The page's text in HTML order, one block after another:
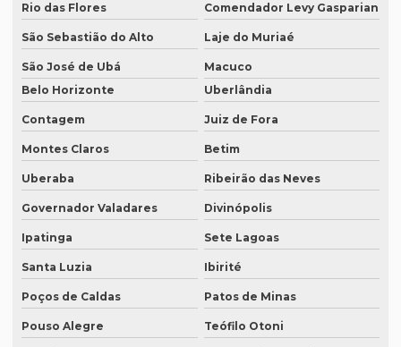
Empresa de tradução especializada
Empresa de tradução especializada em brasília
Empresa de tradução especializada em recife
Empresa de tradução para eventos
Empresa de tradução em ingles
Empresa de tradução ingles portugues
Empresa de tradução juramentada
Empresa de tradução juramentada para diplomas
Empresa de tradução juramentada para diplomas em brasília
Rio das Flores Comendador Levy Gasparian
São Sebastião do Alto Laje do Muriaé
São José de Ubá
Macuco
Belo Horizonte
Uberlândia
Contagem Juiz de Fora
Montes Claros Betim
Uberaba Ribeirão das Neves
Governador Valadares Divinópolis
Ipatinga Sete Lagoas
Santa Luzia Ibirité
Poços de Caldas Patos de Minas
Pouso Alegre Teófilo Otoni